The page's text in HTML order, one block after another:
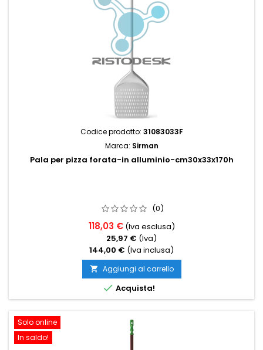
Codice prodotto: 31083033F
Marca: Sirman
Pala per pizza forata-in alluminio-cm30x33x170h
(0)
118,03 € (Iva esclusa)
25,97 € (Iva)
144,00 € (Iva inclusa)
 Aggiungi al carrello
 Acquista!
Solo online
In saldo!